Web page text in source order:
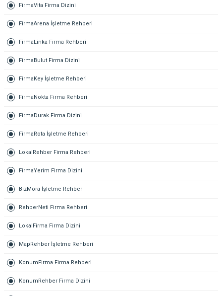
FirmaVita Firma Dizini
FirmaArena İşletme Rehberi
FirmaLinka Firma Rehberi
FirmaBulut Firma Dizini
FirmaKey İşletme Rehberi
FirmaNokta Firma Rehberi
FirmaDurak Firma Dizini
FirmaRota İşletme Rehberi
LokalRehber Firma Rehberi
FirmaYerim Firma Dizini
BizMora İşletme Rehberi
RehberNeti Firma Rehberi
LokalFirma Firma Dizini
MapRehber İşletme Rehberi
KonumFirma Firma Rehberi
KonumRehber Firma Dizini